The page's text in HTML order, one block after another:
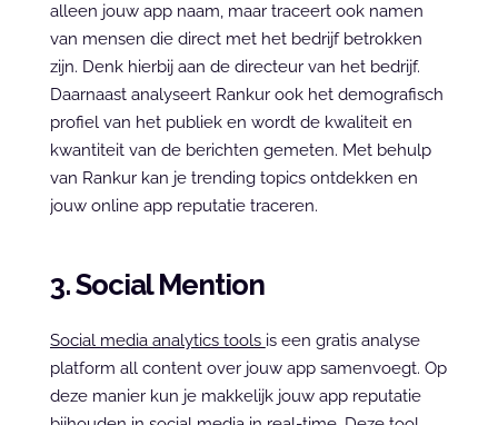
alleen jouw app naam, maar traceert ook namen
van mensen die direct met het bedrijf betrokken
zijn. Denk hierbij aan de directeur van het bedrijf.
Daarnaast analyseert Rankur ook het demografisch
profiel van het publiek en wordt de kwaliteit en
kwantiteit van de berichten gemeten. Met behulp
van Rankur kan je trending topics ontdekken en
jouw online app reputatie traceren.
3. Social Mention
Social media analytics tools is een gratis analyse
platform all content over jouw app samenvoegt. Op
deze manier kun je makkelijk jouw app reputatie